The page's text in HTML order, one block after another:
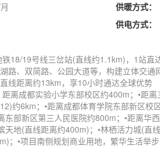
供暖方式：
供电方式：
铁18/19号线三岔站(直线约1.1km)，1站直
路、双简路、公园大道等，构建立体交
线距离约13km，享10小时通达全球优势
距离成都实验小学东部校区约400m；•距
约6km；•距离成都体育学院东部新区校
东部新区第三人民医院约800m；•距离华
天地(直线距离约400m)；•林栖活力城(直
；•项目南侧规划商业用地，繁华生活举